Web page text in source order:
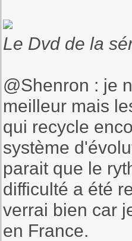
Le Dvd de la
@Shenron : je
meilleur mais
qui recycle
système
parait que le
difficulté a été
verrai bien car
en France.